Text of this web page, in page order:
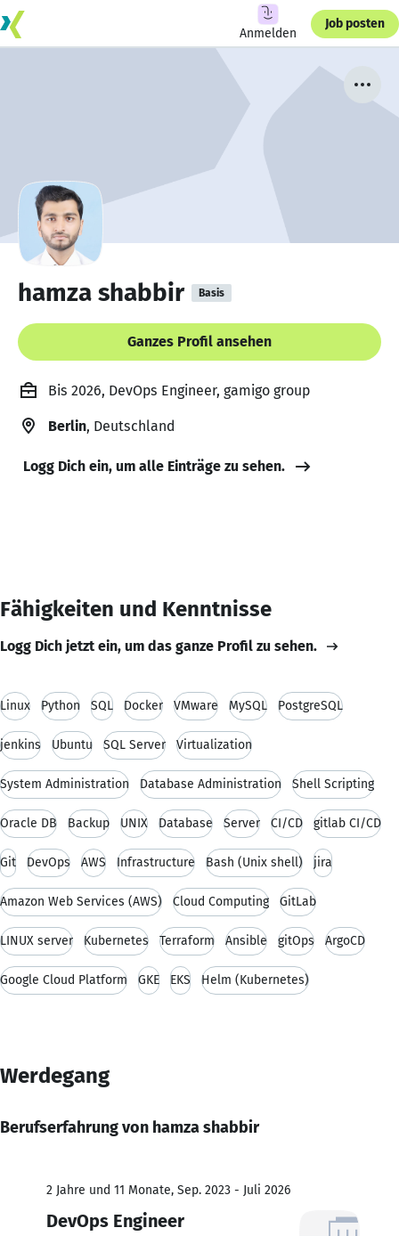
Anmelden
Job posten
hamza shabbir Basis
Ganzes Profil ansehen
Bis 2026, DevOps Engineer, gamigo group
Berlin, Deutschland
Logg Dich ein, um alle Einträge zu sehen.
Fähigkeiten und Kenntnisse
Logg Dich jetzt ein, um das ganze Profil zu sehen.
Linux Python SQL Docker VMware MySQL PostgreSQL
jenkins Ubuntu SQL Server Virtualization
System Administration Database Administration Shell Scripting
Oracle DB Backup UNIX Database Server CI/CD gitlab CI/CD
Git DevOps AWS Infrastructure Bash (Unix shell) jira
Amazon Web Services (AWS) Cloud Computing GitLab
LINUX server Kubernetes Terraform Ansible gitOps ArgoCD
Google Cloud Platform GKE EKS Helm (Kubernetes)
Werdegang
Berufserfahrung von hamza shabbir
2 Jahre und 11 Monate, Sep. 2023 - Juli 2026
DevOps Engineer